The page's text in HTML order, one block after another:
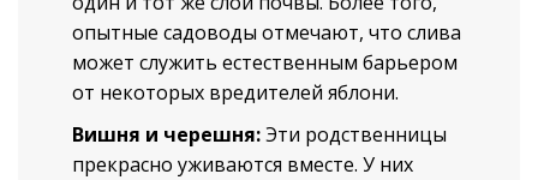
опытные садоводы отмечают, что слива
может служить естественным барьером
от некоторых вредителей яблони.
Вишня и черешня:Эти родственницы
прекрасно уживаются вместе. У них